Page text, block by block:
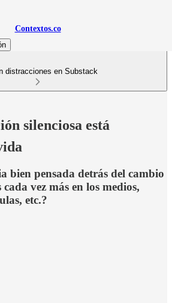
Contextos.co
distracciones en Substack
silenciosa está
bien pensada detrás del cambio
vez más en los medios,
etc.?